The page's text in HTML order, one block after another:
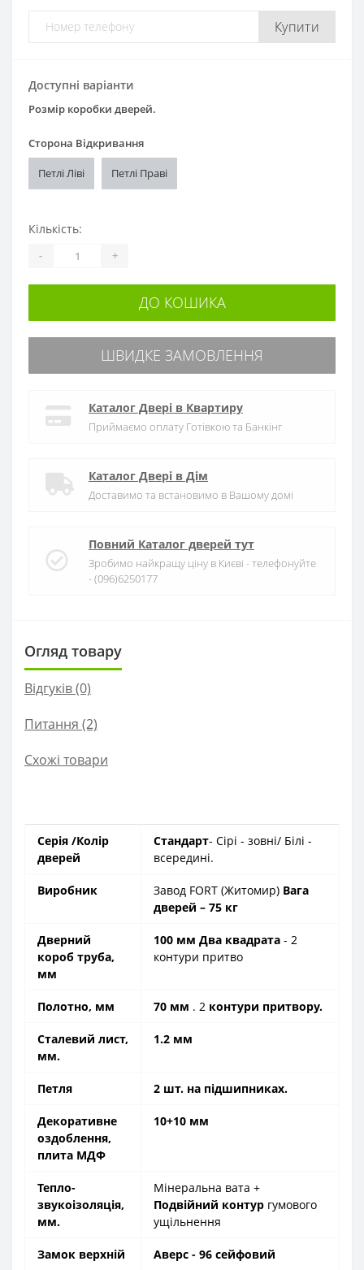
Купити
Доступні варіанти
Розмір коробки дверей.
Сторона Відкривання
Петлі Ліві Петлі Праві
Кількість:
- +
ДО КОШИКА
ШВИДКЕ ЗАМОВЛЕННЯ
Каталог Двері в Квартиру
Приймаємо оплату Готівкою та Банкінг
Каталог Двері в Дім
Доставимо та встановимо в Вашому домі
Повний Каталог дверей тут
Зробимо найкращу ціну в Києві - телефонуйте
- (096)6250177
Огляд товару
Відгуків (0)
Питання (2)
Схожі товари
Серія /Колір
дверей
Стандарт- Сірі - зовні/ Білі -
всередині.
Виробник Завод FORT (Житомир) Вага
дверей – 75 кг
Дверний
короб труба,
мм
100 мм Два квадрата - 2
контури притво
Полотно, мм 70 мм . 2 контури притвору.
Сталевий лист,
мм.
1.2 мм
Петля 2 шт. на підшипниках.
Декоративне
оздоблення,
плита МДФ
10+10 мм
Тепло-
звукоізоляція,
мм.
Мінеральна вата +
Подвійний контур гумового
ущільнення
Замок верхній Аверс - 96 сейфовий